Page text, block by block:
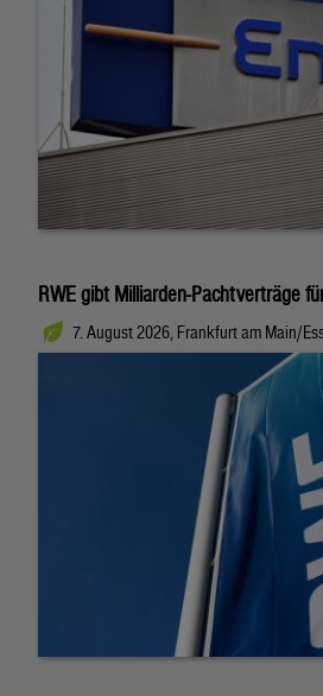
RWE gibt Milliarden-Pachtverträge
7. August 2026, Frankfurt am Main/